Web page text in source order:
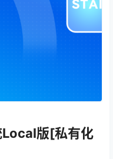
Local版[私有化